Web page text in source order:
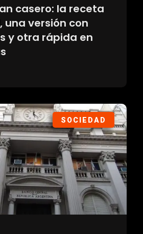
casero: la receta
una versión con
y otra rápida en
SOCIEDAD